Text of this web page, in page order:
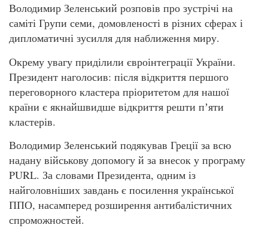
Володимир Зеленський розповів про зустрічі на
саміті Групи семи, домовленості в різних сферах і
дипломатичні зусилля для наближення миру.
Окрему увагу приділили євроінтеграції України.
Президент наголосив: після відкриття першого
переговорного кластера пріоритетом для нашої
країни є якнайшвидше відкриття решти пʼяти
кластерів.
Володимир Зеленський подякував Греції за всю
надану військову допомогу й за внесок у програму
PURL. За словами Президента, одним із
найголовніших завдань є посилення української
ППО, насамперед розширення антибалістичних
спроможностей.